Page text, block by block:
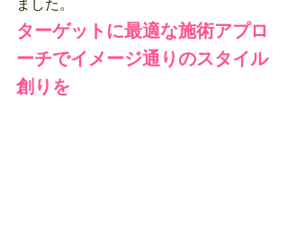
ました。
ターゲットに最適な施術アプロ
ーチでイメージ通りのスタイル
創りを